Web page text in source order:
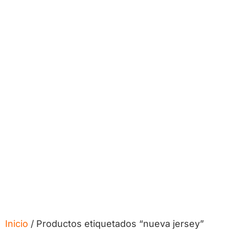
Inicio / Productos etiquetados “nueva jersey”